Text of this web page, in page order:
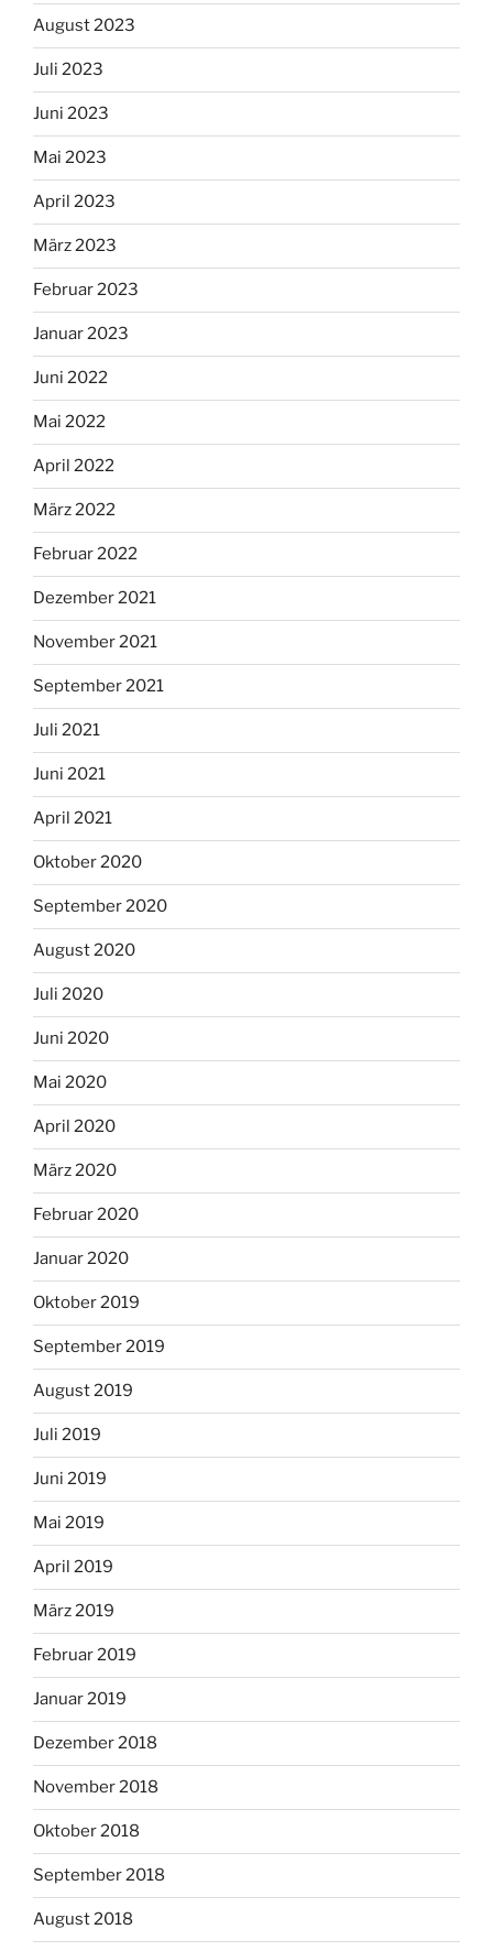
August 2023
Juli 2023
Juni 2023
Mai 2023
April 2023
März 2023
Februar 2023
Januar 2023
Juni 2022
Mai 2022
April 2022
März 2022
Februar 2022
Dezember 2021
November 2021
September 2021
Juli 2021
Juni 2021
April 2021
Oktober 2020
September 2020
August 2020
Juli 2020
Juni 2020
Mai 2020
April 2020
März 2020
Februar 2020
Januar 2020
Oktober 2019
September 2019
August 2019
Juli 2019
Juni 2019
Mai 2019
April 2019
März 2019
Februar 2019
Januar 2019
Dezember 2018
November 2018
Oktober 2018
September 2018
August 2018